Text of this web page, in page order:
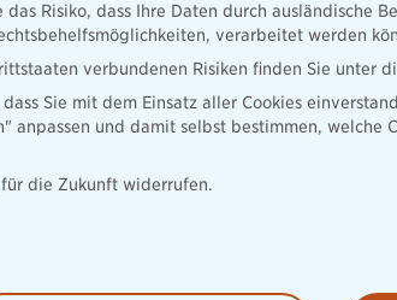
Risiko, dass Ihre Daten durch ausländische
verarbeitet werden
verbundenen Risiken finden Sie unter
Sie mit dem Einsatz aller Cookies
und damit selbst bestimmen, welche
die Zukunft widerrufen.